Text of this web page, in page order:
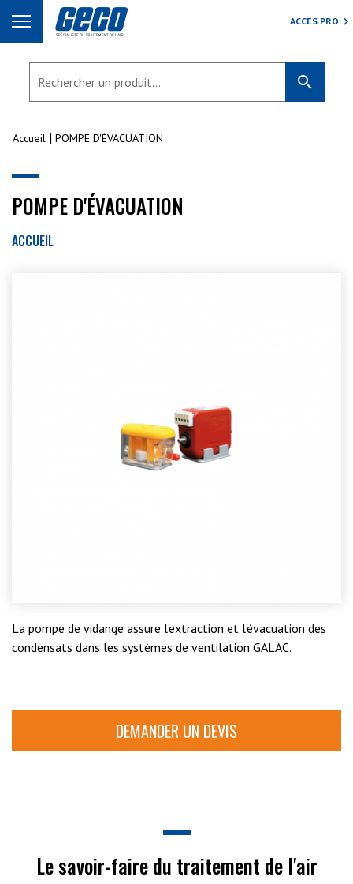
ACCÈS PRO
search
Accueil POMPE D'ÉVACUATION
POMPE D'ÉVACUATION
ACCUEIL
La pompe de vidange assure l'extraction et l'évacuation des
condensats dans les systèmes de ventilation GALAC.
DEMANDER UN DEVIS
Le savoir-faire du traitement de l'air